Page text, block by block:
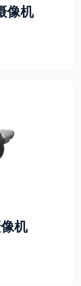
像机
机